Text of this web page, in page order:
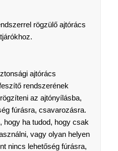
rögzülő ajtórács
ajtórács
rendszerének
az ajtónyílásba,
fúrásra, csavarozásra.
hogy ha tudod, hogy csak
vagy olyan helyen
nincs lehetőség fúrásra,